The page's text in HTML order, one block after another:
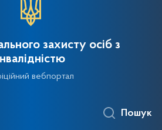
захисту осіб з
вебпортал
Пошук